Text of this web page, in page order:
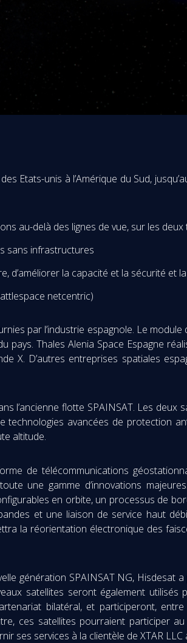
unis à l’Amérique du Sud,
au-delà des lignes de vue, sur les deux
sans infrastructures
d’améliorer la capacité et la sécurité et
netcentric)
par l’industrie espagnole. Le
pays. Thales Alenia Space Espagne
X. D’autres entreprises spatiales
l’ancienne flotte SPAINSAT. Les
avancées de protection
altitude.
de télécommunications
une gamme d’innovations
en orbite, un processus de
et une liaison de service haut
la réorientation électronique des
génération SPAINSAT NG, Hisdesat
satellites seront également utilisés
bilatéral, et participeront,
ces satellites pourraient participer
ses services à la clientèle de XTAR